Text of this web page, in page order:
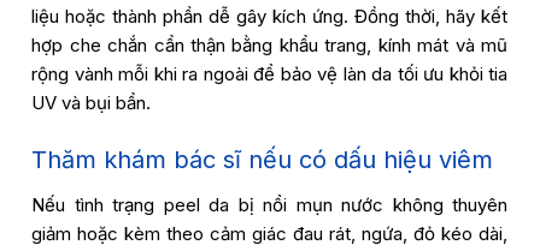
liệu hoặc thành phần dễ gây kích ứng. Đồng thời, hãy kết
hợp che chắn cẩn thận bằng khẩu trang, kính mát và mũ
rộng vành mỗi khi ra ngoài để bảo vệ làn da tối ưu khỏi tia
UV và bụi bẩn.
Thăm khám bác sĩ nếu có dấu hiệu viêm
Nếu tình trạng peel da bị nổi mụn nước không thuyên
giảm hoặc kèm theo cảm giác đau rát, ngứa, đỏ kéo dài,